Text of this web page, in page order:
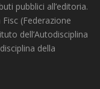
pubblici all’editoria.
(Federazione
dell’Autodisciplina
della